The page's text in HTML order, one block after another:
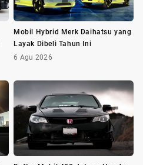
Mobil Hybrid Merk Daihatsu yang
Layak Dibeli Tahun Ini
6 Agu 2026